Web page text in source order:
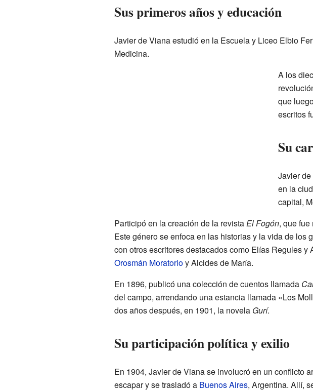
Sus primeros años y educación
Javier de Viana estudió en la Escuela y Liceo Elbio
Medicina.
A los
que
escritos
Su
Javier
en la
capital,
Participó en la creación de la revistaEl Fogón, que fue
Este género se enfoca en las historias y la vida de
con otros escritores destacados como Elías Regules
Orosmán Moratorioy Alcides de María.
En 1896, publicó una colección de cuentos llamada
del campo, arrendando una estancia llamada «Los
dos años después, en 1901, la novela Gurí.
Su participación política y exilio
En 1904, Javier de Viana se involucró en un conflicto
escapar y se trasladó a Buenos Aires, Argentina. Allí,